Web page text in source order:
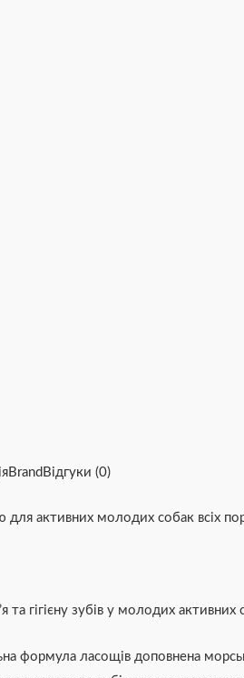
Brand Відгуки (0)
для активних молодих собак всіх
та гігієну зубів у молодих активних
формула ласощів доповнена